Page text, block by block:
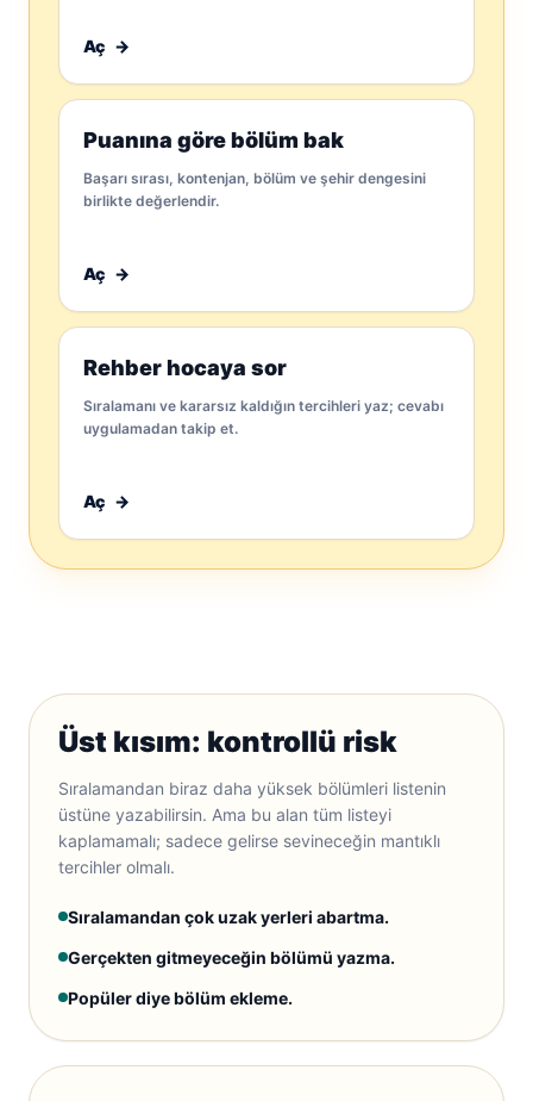
Aç →
Puanına göre bölüm bak
Başarı sırası, kontenjan, bölüm ve şehir dengesini
birlikte değerlendir.
Aç →
Rehber hocaya sor
Sıralamanı ve kararsız kaldığın tercihleri yaz; cevabı
uygulamadan takip et.
Aç →
Üst kısım: kontrollü risk
Sıralamandan biraz daha yüksek bölümleri listenin
üstüne yazabilirsin. Ama bu alan tüm listeyi
kaplamamalı; sadece gelirse sevineceğin mantıklı
tercihler olmalı.
Sıralamandan çok uzak yerleri abartma.
Gerçekten gitmeyeceğin bölümü yazma.
Popüler diye bölüm ekleme.